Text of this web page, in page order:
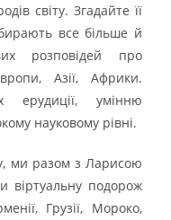
світу. Згадайте її
все більше й
розповідей про
Азії, Африки.
умінню
науковому рівні.
ми разом з Ларисою
віртуальну подорож
Грузії, Мороко,